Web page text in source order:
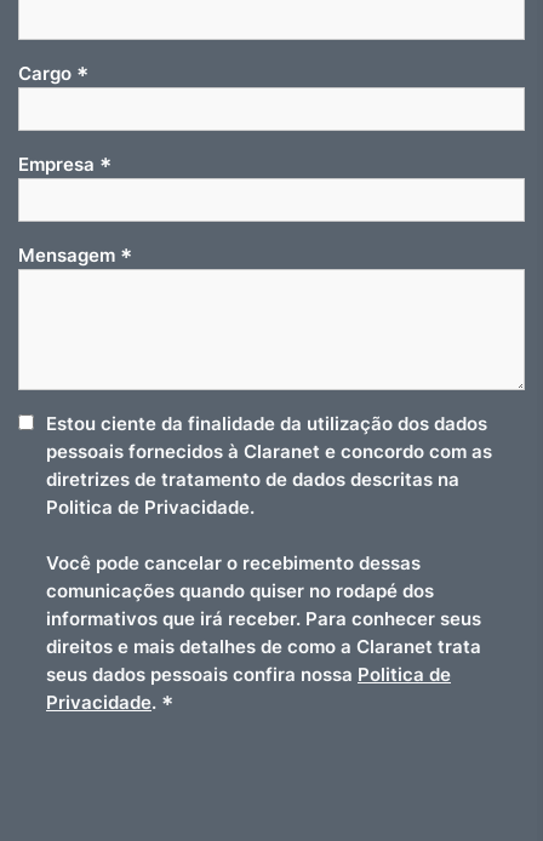
Cargo *
Empresa *
Mensagem *
Estou ciente da finalidade da utilização dos dados
pessoais fornecidos à Claranet e concordo com as
diretrizes de tratamento de dados descritas na
Politica de Privacidade.
Você pode cancelar o recebimento dessas
comunicações quando quiser no rodapé dos
informativos que irá receber. Para conhecer seus
direitos e mais detalhes de como a Claranet trata
seus dados pessoais confira nossa Politica de
Privacidade. *